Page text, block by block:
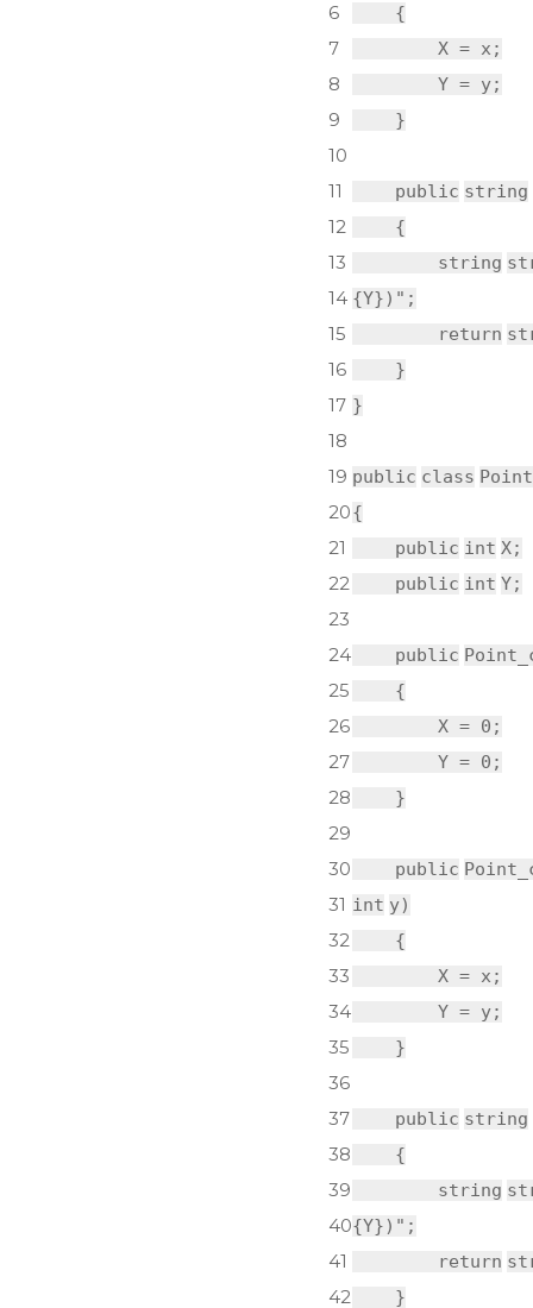
6
7
8
9
10
11
12
13
14
15
16
17
18
19
20
21
22
23
24
25
26
27
28
29
30
31
32
33
34
35
36
37
38
39
40
41
42
{
X = x;
Y = y;
}
public string
{
string
{Y})" ;
return
}
}
public class
{
public int X;
public int Y;
public
{
X = 0;
Y = 0;
}
public
int y)
{
X = x;
Y = y;
}
public string
{
string
{Y})" ;
return
}